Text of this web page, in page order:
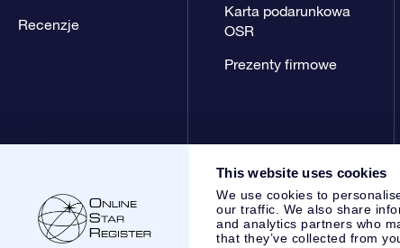
This website uses cookies
We use cookies to
our traffic. We also share
and analytics partners who
that they’ve collected from
Recenzje
Karta podarunkowa
OSR
Prezenty firmowe